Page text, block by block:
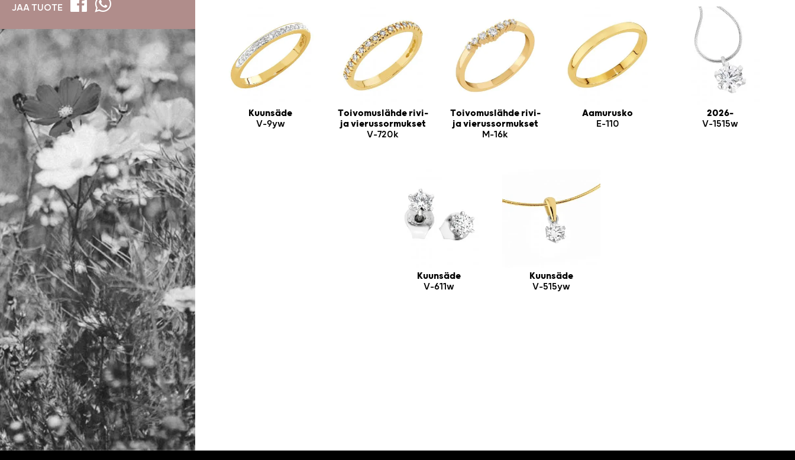
JAA TUOTE
Kuunsäde
V-9yw
Toivomuslähde rivi-
ja vierussormukset
V-720k
Toivomuslähde rivi-
ja vierussormukset
M-16k
Aamurusko
E-110
2026-
V-1515w
Kuunsäde
V-611w
Kuunsäde
V-515yw